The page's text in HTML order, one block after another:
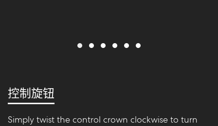
控制旋钮
Simply twist the control crown clockwise to turn